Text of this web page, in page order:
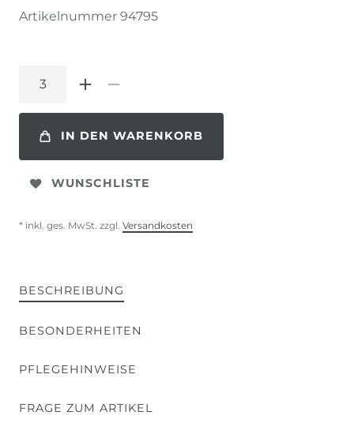
Artikelnummer 94795
IN DEN WARENKORB
WUNSCHLISTE
* inkl. ges. MwSt. zzgl. Versandkosten
BESCHREIBUNG
BESONDERHEITEN
PFLEGEHINWEISE
FRAGE ZUM ARTIKEL